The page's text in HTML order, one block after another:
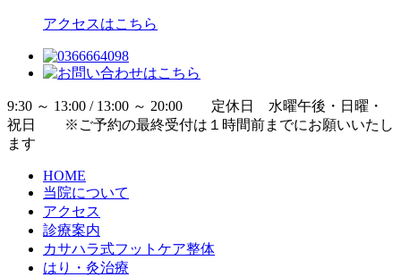
アクセスはこちら
9:30 ～ 13:00 / 13:00 ～ 20:00 定休日 水曜午後・日曜・
祝日 ※ご予約の最終受付は１時間前までにお願いいたし
ます
HOME
当院について
アクセス
診療案内
カサハラ式フットケア整体
はり・灸治療